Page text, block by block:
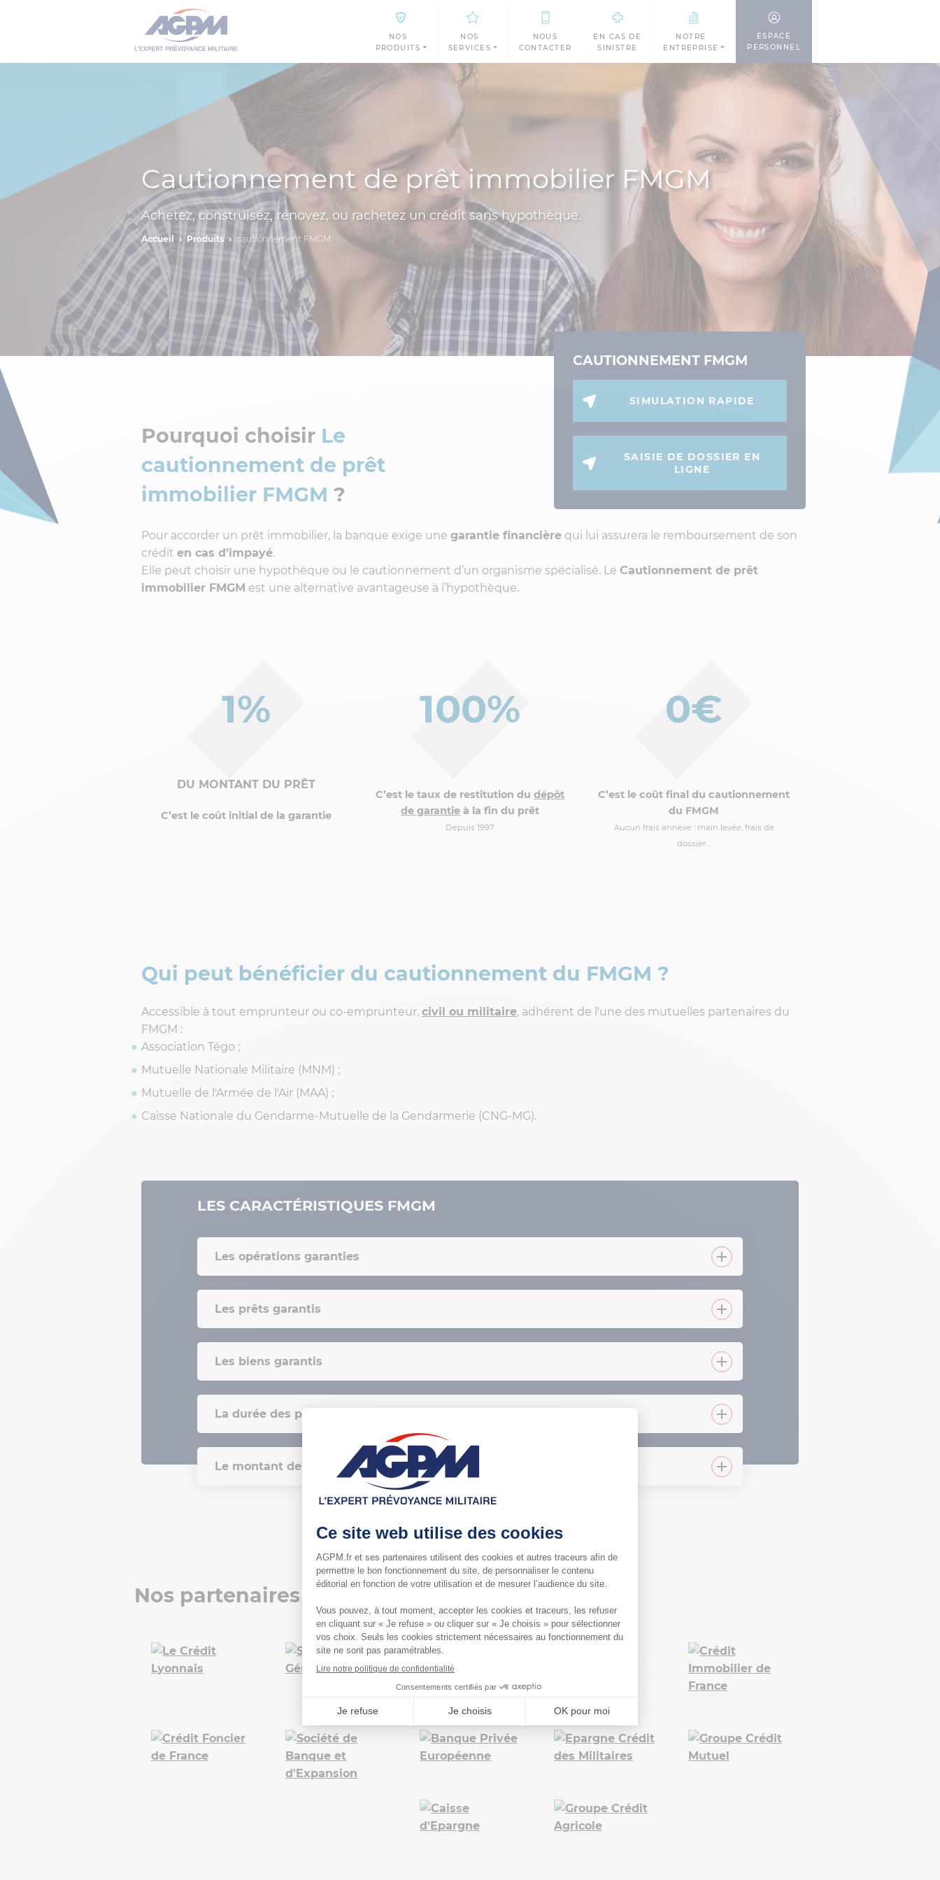
NOS
PRODUITS
NOS
SERVICES
NOUS
CONTACTER
EN CAS DE
SINISTRE
NOTRE
ENTREPRISE
ESPACE
PERSONNEL
Cautionnement de prêt immobilier FMGM
Achetez, construisez, rénovez, ou rachetez un crédit sans hypothèque.
Accueil Produits cautionnement FMGM
CAUTIONNEMENT FMGM
SIMULATION RAPIDE
SAISIE DE DOSSIER EN
LIGNE
Pourquoi choisir Le
cautionnement de prêt
immobilier FMGM ?
Pour accorder un prêt immobilier, la banque exige une garantie financière qui lui assurera le remboursement de son
crédit en cas d’impayé.
Elle peut choisir une hypothèque ou le cautionnement d’un organisme spécialisé. Le Cautionnement de prêt
immobilier FMGM est une alternative avantageuse à l’hypothèque.
1%
DU MONTANT DU PRÊT
C’est le coût initial de la garantie
100%
C’est le taux de restitution du dépôt
de garantie à la fin du prêt
Depuis 1997
0€
C’est le coût final du cautionnement
du FMGM
Aucun frais annexe : main levée, frais de
dossier…
Qui peut bénéficier du cautionnement du FMGM ?
Accessible à tout emprunteur ou co-emprunteur, civil ou militaire, adhérent de l'une des mutuelles partenaires du
FMGM :
Association Tégo ;
Mutuelle Nationale Militaire (MNM) ;
Mutuelle de l'Armée de l'Air (MAA) ;
Caisse Nationale du Gendarme-Mutuelle de la Gendarmerie (CNG-MG).
LES CARACTÉRISTIQUES FMGM
Les opérations garanties
Les prêts garantis
Les biens garantis
La durée des prêts garantis
Le montant des prêts garantis
Nos partenaires bancaires